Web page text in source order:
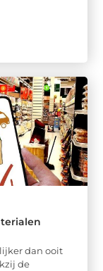
dan ooit
de